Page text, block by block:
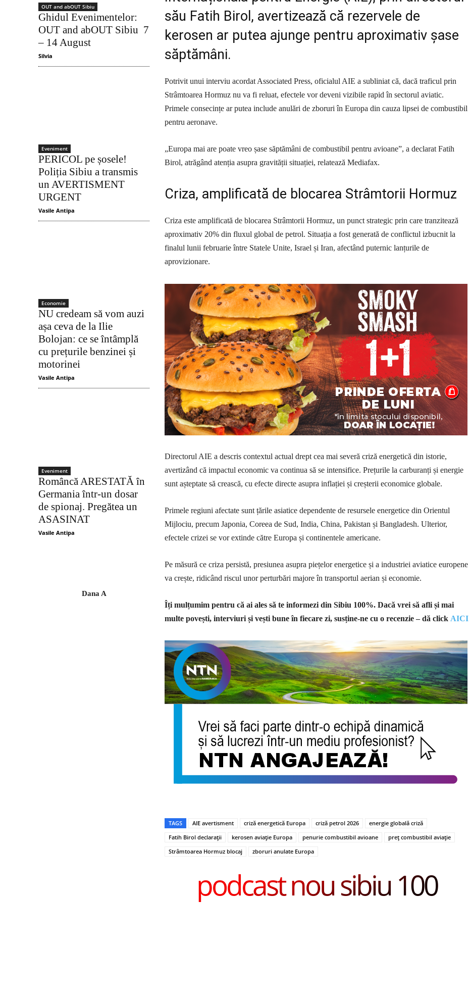
OUT and abOUT Sibiu
Ghidul Evenimentelor:
OUT and abOUT Sibiu 7
– 14 August
Silvia
Eveniment
PERICOL pe șosele!
Poliția Sibiu a transmis
un AVERTISMENT
URGENT
Vasile Antipa
Economie
NU credeam să vom auzi
așa ceva de la Ilie
Bolojan: ce se întâmplă
cu prețurile benzinei și
motorinei
Vasile Antipa
Eveniment
Româncă ARESTATĂ în
Germania într-un dosar
de spionaj. Pregătea un
ASASINAT
Vasile Antipa
Dana A
său Fatih Birol, avertizează că rezervele de
kerosen ar putea ajunge pentru aproximativ șase
săptămâni.
Potrivit unui interviu acordat Associated Press, oficialul AIE a subliniat că, dacă traficul prin
Strâmtoarea Hormuz nu va fi reluat, efectele vor deveni vizibile rapid în sectorul aviatic.
Primele consecințe ar putea include anulări de zboruri în Europa din cauza lipsei de combustibil
pentru aeronave.
„Europa mai are poate vreo șase săptămâni de combustibil pentru avioane”, a declarat Fatih
Birol, atrăgând atenția asupra gravității situației, relatează Mediafax.
Criza, amplificată de blocarea Strâmtorii Hormuz
Criza este amplificată de blocarea Strâmtorii Hormuz, un punct strategic prin care tranzitează
aproximativ 20% din fluxul global de petrol. Situația a fost generată de conflictul izbucnit la
finalul lunii februarie între Statele Unite, Israel și Iran, afectând puternic lanțurile de
aprovizionare.
Directorul AIE a descris contextul actual drept cea mai severă criză energetică din istorie,
avertizând că impactul economic va continua să se intensifice. Prețurile la carburanți și energie
sunt așteptate să crească, cu efecte directe asupra inflației și creșterii economice globale.
Primele regiuni afectate sunt țările asiatice dependente de resursele energetice din Orientul
Mijlociu, precum Japonia, Coreea de Sud, India, China, Pakistan și Bangladesh. Ulterior,
efectele crizei se vor extinde către Europa și continentele americane.
Pe măsură ce criza persistă, presiunea asupra piețelor energetice și a industriei aviatice europene
va crește, ridicând riscul unor perturbări majore în transportul aerian și economie.
Îți mulțumim pentru că ai ales să te informezi din Sibiu 100%. Dacă vrei să afli și mai
multe povești, interviuri și vești bune în fiecare zi, susține-ne cu o recenzie – dă click AICI
TAGS AIE avertisment criză energetică Europa criză petrol 2026
energie globală criză
Fatih Birol declarații
kerosen aviație Europa penurie combustibil avioane
preț combustibil aviație
Strâmtoarea Hormuz blocaj
zboruri anulate Europa
podcast nou sibiu 100